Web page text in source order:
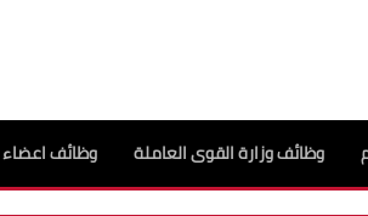
وظائف وزارة القوى العاملة وظائف